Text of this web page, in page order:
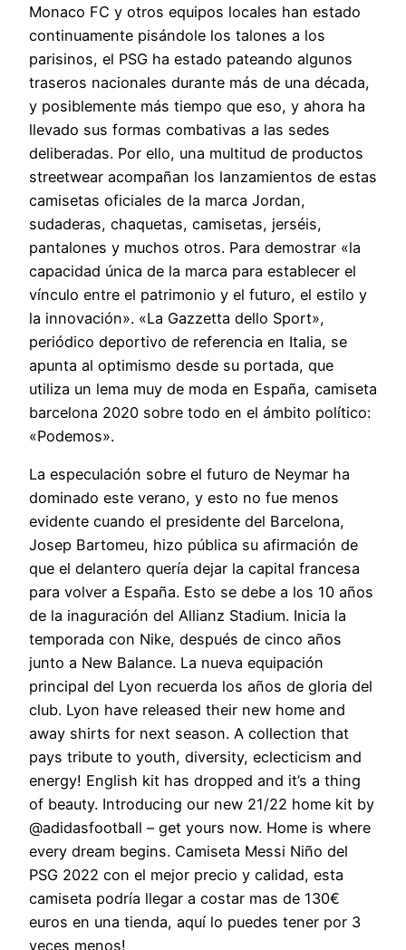
Monaco FC y otros equipos locales han estado
continuamente pisándole los talones a los
parisinos, el PSG ha estado pateando algunos
traseros nacionales durante más de una década,
y posiblemente más tiempo que eso, y ahora ha
llevado sus formas combativas a las sedes
deliberadas. Por ello, una multitud de productos
streetwear acompañan los lanzamientos de estas
camisetas oficiales de la marca Jordan,
sudaderas, chaquetas, camisetas, jerséis,
pantalones y muchos otros. Para demostrar «la
capacidad única de la marca para establecer el
vínculo entre el patrimonio y el futuro, el estilo y
la innovación». «La Gazzetta dello Sport»,
periódico deportivo de referencia en Italia, se
apunta al optimismo desde su portada, que
utiliza un lema muy de moda en España, camiseta
barcelona 2020 sobre todo en el ámbito político:
«Podemos».
La especulación sobre el futuro de Neymar ha
dominado este verano, y esto no fue menos
evidente cuando el presidente del Barcelona,
Josep Bartomeu, hizo pública su afirmación de
que el delantero quería dejar la capital francesa
para volver a España. Esto se debe a los 10 años
de la inaguración del Allianz Stadium. Inicia la
temporada con Nike, después de cinco años
junto a New Balance. La nueva equipación
principal del Lyon recuerda los años de gloria del
club. Lyon have released their new home and
away shirts for next season. A collection that
pays tribute to youth, diversity, eclecticism and
energy! English kit has dropped and it’s a thing
of beauty. Introducing our new 21/22 home kit by
@adidasfootball – get yours now. Home is where
every dream begins. Camiseta Messi Niño del
PSG 2022 con el mejor precio y calidad, esta
camiseta podría llegar a costar mas de 130€
euros en una tienda, aquí lo puedes tener por 3
veces menos!